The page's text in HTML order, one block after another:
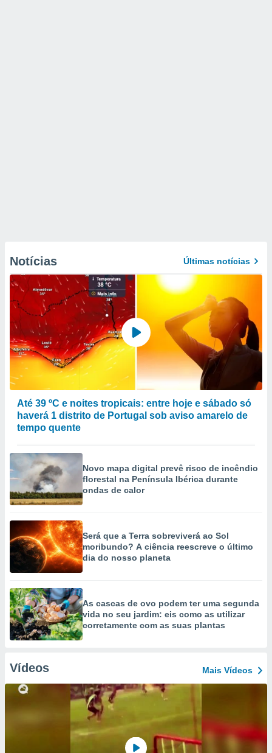
Notícias Últimas notícias
Até 39 ºC e noites tropicais: entre hoje e sábado só
haverá 1 distrito de Portugal sob aviso amarelo de
tempo quente
Novo mapa digital prevê risco de incêndio
florestal na Península Ibérica durante
ondas de calor
Será que a Terra sobreviverá ao Sol
moribundo? A ciência reescreve o último
dia do nosso planeta
As cascas de ovo podem ter uma segunda
vida no seu jardim: eis como as utilizar
corretamente com as suas plantas
Vídeos Mais Vídeos